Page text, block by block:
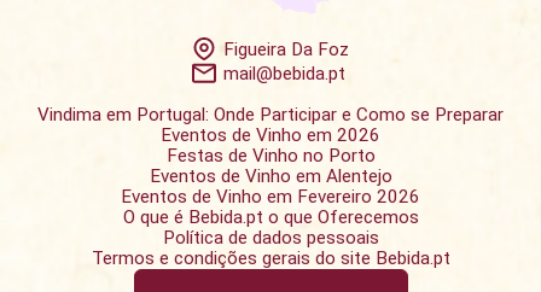
Figueira Da Foz
mail@bebida.pt
Vindima em Portugal: Onde Participar e Como se Preparar
Eventos de Vinho em 2026
Festas de Vinho no Porto
Eventos de Vinho em Alentejo
Eventos de Vinho em Fevereiro 2026
O que é Bebida.pt o que Oferecemos
Política de dados pessoais
Termos e condições gerais do site Bebida.pt